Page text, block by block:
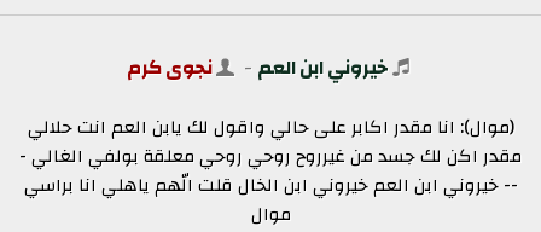
خيروني ابن العم - نجوى كرم
(موال): انا مقدر اكابر على حالي واقول لك يابن العم انت حلالي
مقدر اكن لك جسد من غيرروح روحي روحي معلقة بولفي الغالي -
-- خيروني ابن العم خيروني ابن الخال قلت الّهم ياهلي انا براسي
موال